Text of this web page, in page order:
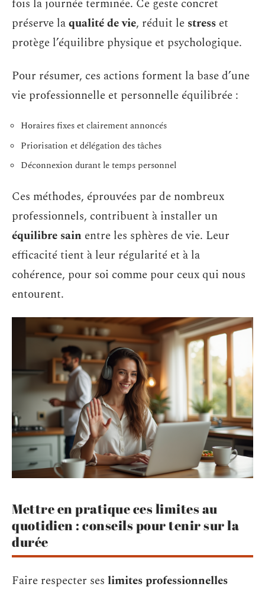
fois la journée terminée. Ce geste concret
préserve laqualité de vie, réduit le stress et
protège l’équilibre physique et psychologique.
Pour résumer, ces actions forment la base d’une
vie professionnelle et personnelle équilibrée :
Horaires fixes et clairement annoncés
Priorisation et délégation des tâches
Déconnexion durant le temps personnel
Ces méthodes, éprouvées par de nombreux
professionnels, contribuent à installer un
équilibre sain entre les sphères de vie. Leur
efficacité tient à leur régularité et à la
cohérence, pour soi comme pour ceux qui nous
entourent.
Mettre en pratique ces limites au
quotidien : conseils pour tenir sur la
durée
Faire respecter ses limites professionnelles